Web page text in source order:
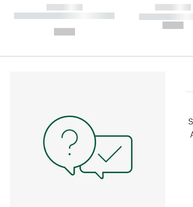
------------
----------- ----------- ----------
------------
-----------